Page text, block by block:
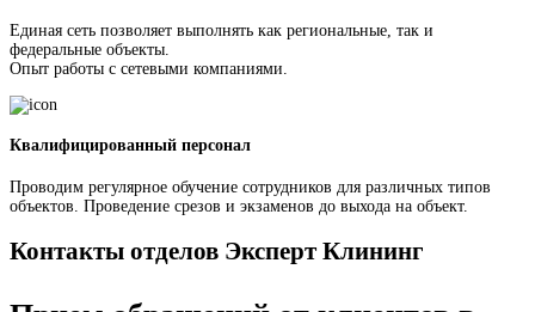
Единая сеть позволяет выполнять как региональные, так и
федеральные объекты.
Опыт работы с сетевыми компаниями.
Квалифицированный персонал
Проводим регулярное обучение сотрудников для различных типов
объектов. Проведение срезов и экзаменов до выхода на объект.
Контакты отделов Эксперт Клининг